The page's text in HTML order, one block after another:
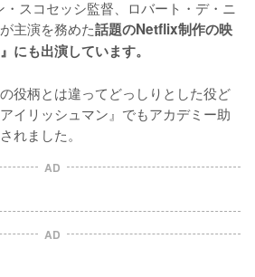
スコセッシ監督、ロバート・デ・ニ
主演を務めた話題のNetflix制作の映
にも出演しています。
役柄とは違ってどっしりとした役ど
イリッシュマン』でもアカデミー助
れました。
AD
AD